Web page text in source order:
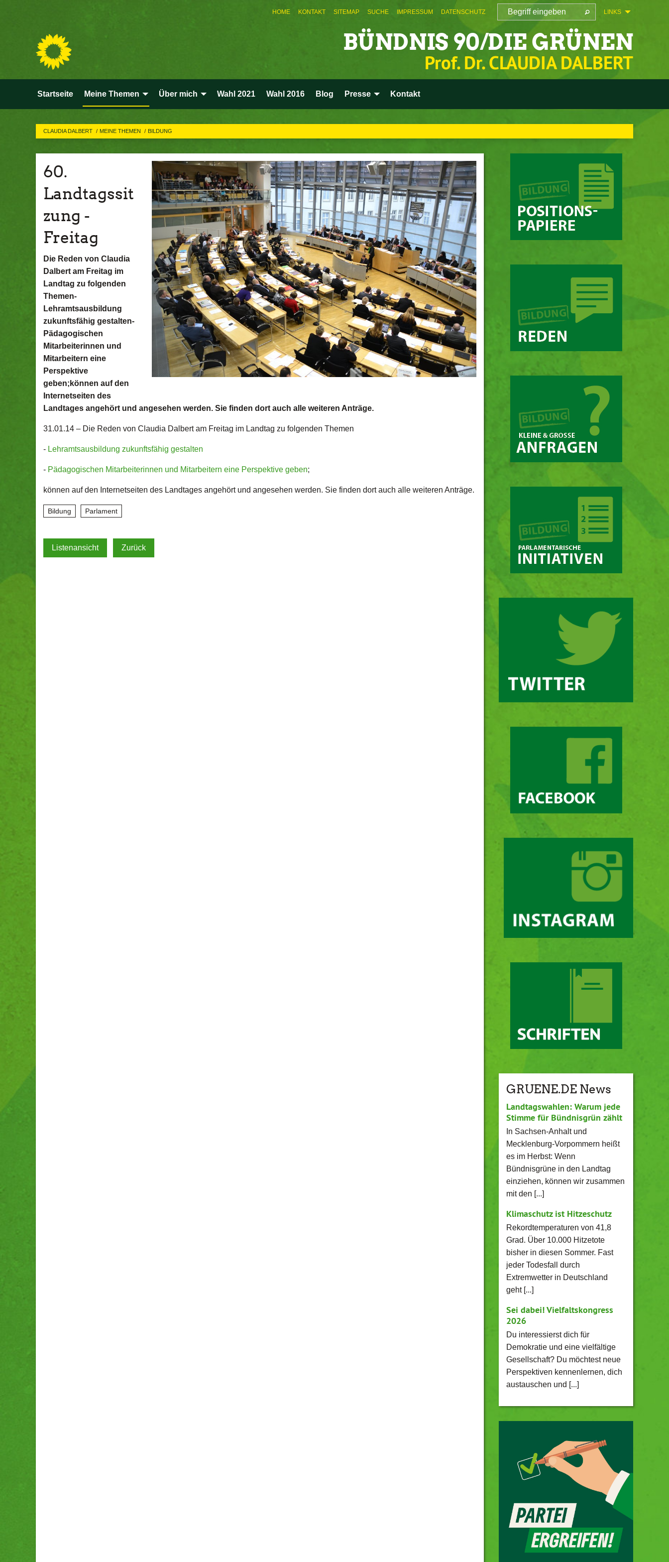
LINKS
HOME KONTAKT SITEMAP SUCHE IMPRESSUM DATENSCHUTZ
BÜNDNIS 90/DIE GRÜNEN
Prof. Dr. CLAUDIA DALBERT
Startseite Meine Themen Über mich Wahl 2021 Wahl 2016 Blog Presse Kontakt
CLAUDIA DALBERT MEINE THEMEN BILDUNG
60.
Landtagssit
zung -
Freitag
Die Reden von Claudia
Dalbert am Freitag im
Landtag zu folgenden
Themen-
Lehramtsausbildung
zukunftsfähig gestalten-
Pädagogischen
Mitarbeiterinnen und
Mitarbeitern eine
Perspektive
geben;können auf den
Internetseiten des
Landtages angehört und angesehen werden. Sie finden dort auch alle weiteren Anträge.
31.01.14 – Die Reden von Claudia Dalbert am Freitag im Landtag zu folgenden Themen
- Lehramtsausbildung zukunftsfähig gestalten
- Pädagogischen Mitarbeiterinnen und Mitarbeitern eine Perspektive geben;
können auf den Internetseiten des Landtages angehört und angesehen werden. Sie finden dort auch alle weiteren Anträge.
Bildung Parlament
Listenansicht Zurück
GRUENE.DE News
Landtagswahlen: Warum jede
Stimme für Bündnisgrün zählt
In Sachsen-Anhalt und
Mecklenburg-Vorpommern heißt
es im Herbst: Wenn
Bündnisgrüne in den Landtag
einziehen, können wir zusammen
mit den [...]
Klimaschutz ist Hitzeschutz
Rekordtemperaturen von 41,8
Grad. Über 10.000 Hitzetote
bisher in diesen Sommer. Fast
jeder Todesfall durch
Extremwetter in Deutschland
geht [...]
Sei dabei! Vielfaltskongress
2026
Du interessierst dich für
Demokratie und eine vielfältige
Gesellschaft? Du möchtest neue
Perspektiven kennenlernen, dich
austauschen und [...]